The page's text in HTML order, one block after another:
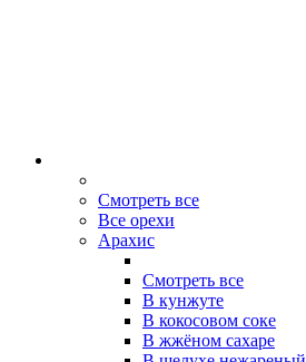
Смотреть все
Все орехи
Арахис
Смотреть все
В кунжуте
В кокосовом соке
В жжёном сахаре